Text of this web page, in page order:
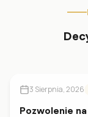
3 Sierpnia, 2026
Pozwolenie